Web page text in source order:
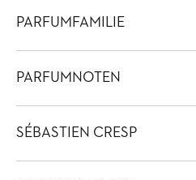
PARFUMFAMILIE
PARFUMNOTEN
SÉBASTIEN CRESP